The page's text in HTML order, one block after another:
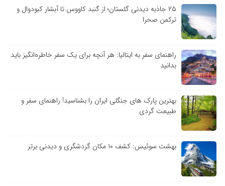
۲۵ جاذبه دیدنی گلستان؛ از گنبد کاووس تا آبشار کبودوال و
ترکمن صحرا
راهنمای سفر به ایتالیا: هر آنچه برای یک سفر خاطره‌انگیز باید
بدانید
بهترین پارک های جنگلی ایران را بشناسید! راهنمای سفر و
طبیعت گردی
بهشت سوئیس: کشف ۱۰ مکان گردشگری و دیدنی برتر